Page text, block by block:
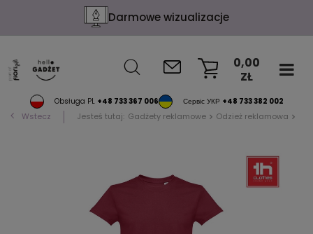
Darmowe wizualizacje
Obsługa PL +48 733 367 006 Сервіс УКР +48 733 382 002
0,00
ZŁ
Wstecz Jesteś tutaj: Gadżety reklamowe Odzież reklamowa